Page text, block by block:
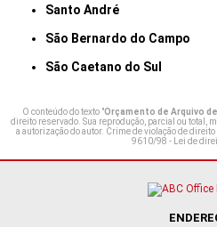
Santo André
São Bernardo do Campo
São Caetano do Sul
O conteúdo do texto "Orçamento de Arquivo
direito reservado. Sua reprodução, parcial ou total,
a autorização do autor. Crime de violação de
9610/98 - Lei de